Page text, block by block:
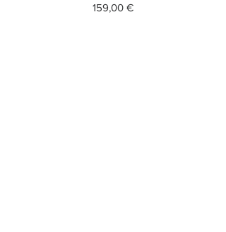
Prezzo
159,00 €